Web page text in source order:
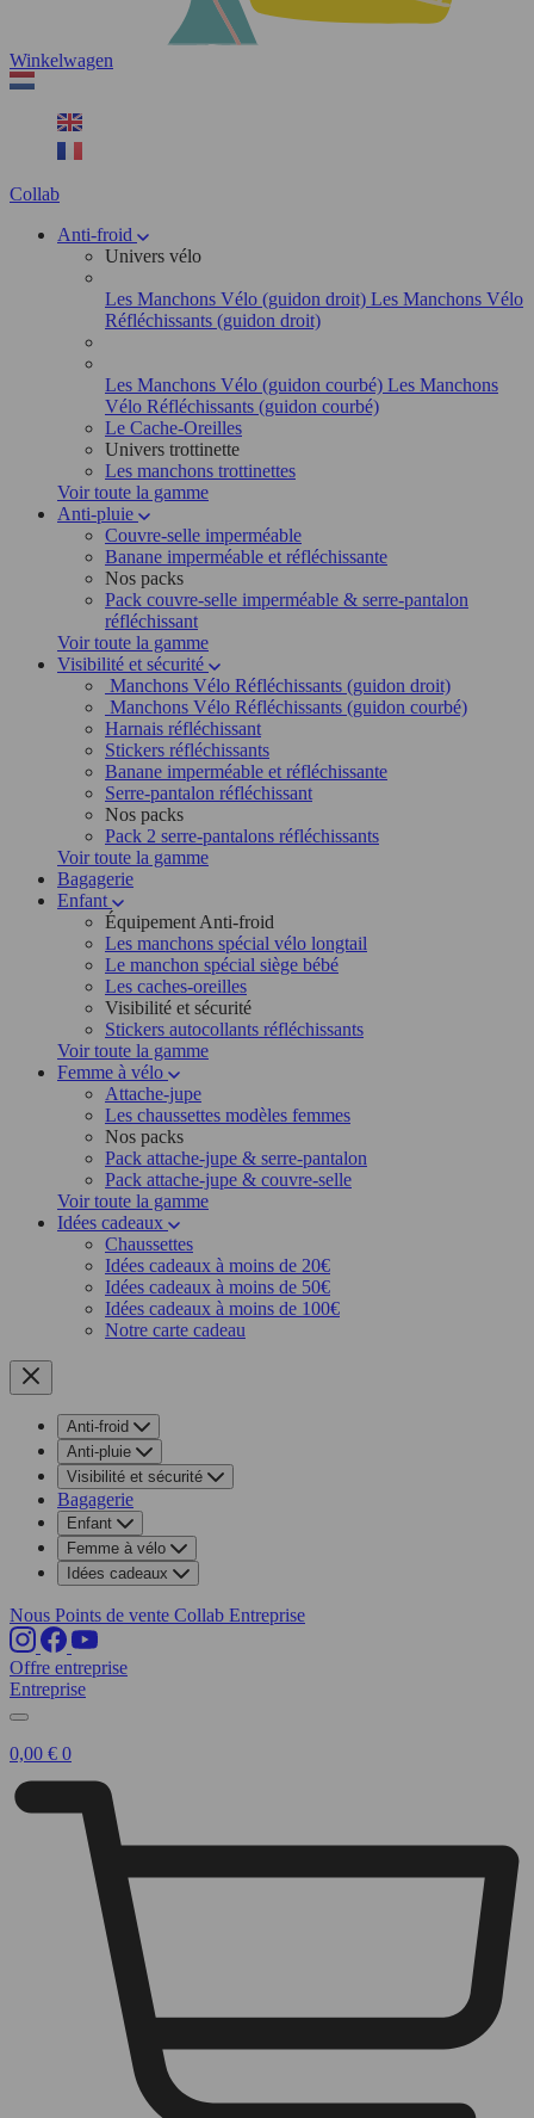
Winkelwagen
Collab
Anti-froid
Univers vélo
Les Manchons Vélo (guidon droit) Les Manchons Vélo
Réfléchissants (guidon droit)
Les Manchons Vélo (guidon courbé) Les Manchons
Vélo Réfléchissants (guidon courbé)
Le Cache-Oreilles
Univers trottinette
Les manchons trottinettes
Voir toute la gamme
Anti-pluie
Couvre-selle imperméable
Banane imperméable et réfléchissante
Nos packs
Pack couvre-selle imperméable & serre-pantalon
réfléchissant
Voir toute la gamme
Visibilité et sécurité
Manchons Vélo Réfléchissants (guidon droit)
Manchons Vélo Réfléchissants (guidon courbé)
Harnais réfléchissant
Stickers réfléchissants
Banane imperméable et réfléchissante
Serre-pantalon réfléchissant
Nos packs
Pack 2 serre-pantalons réfléchissants
Voir toute la gamme
Bagagerie
Enfant
Équipement Anti-froid
Les manchons spécial vélo longtail
Le manchon spécial siège bébé
Les caches-oreilles
Visibilité et sécurité
Stickers autocollants réfléchissants
Voir toute la gamme
Femme à vélo
Attache-jupe
Les chaussettes modèles femmes
Nos packs
Pack attache-jupe & serre-pantalon
Pack attache-jupe & couvre-selle
Voir toute la gamme
Idées cadeaux
Chaussettes
Idées cadeaux à moins de 20€
Idées cadeaux à moins de 50€
Idées cadeaux à moins de 100€
Notre carte cadeau
Anti-froid
Anti-pluie
Visibilité et sécurité
Bagagerie
Enfant
Femme à vélo
Idées cadeaux
Nous Points de vente Collab Entreprise
Offre entreprise
Entreprise
0,00 € 0